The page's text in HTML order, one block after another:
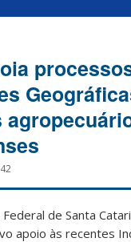
de Santa
apoio às recentes